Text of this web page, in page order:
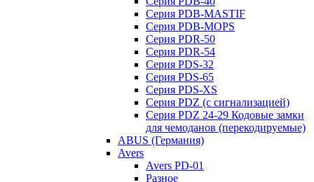
Серия PDB-MASTIF
Серия PDB-MOPS
Серия PDR-50
Серия PDR-54
Серия PDS-32
Серия PDS-65
Серия PDS-XS
Серия PDZ (с сигнализацией)
Серия PDZ 24-29 Кодовые замки
для чемоданов (перекодируемые)
ABUS (Германия)
Avers
Avers PD-01
Разное